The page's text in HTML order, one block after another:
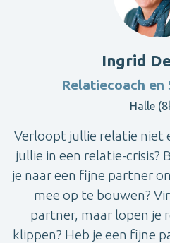
Ingrid
Relatiecoach en
Halle
Verloopt jullie relatie niet
jullie in een relatie-crisis?
je naar een fijne partner
mee op te bouwen?
partner, maar lopen je
klippen? Heb je een fijne